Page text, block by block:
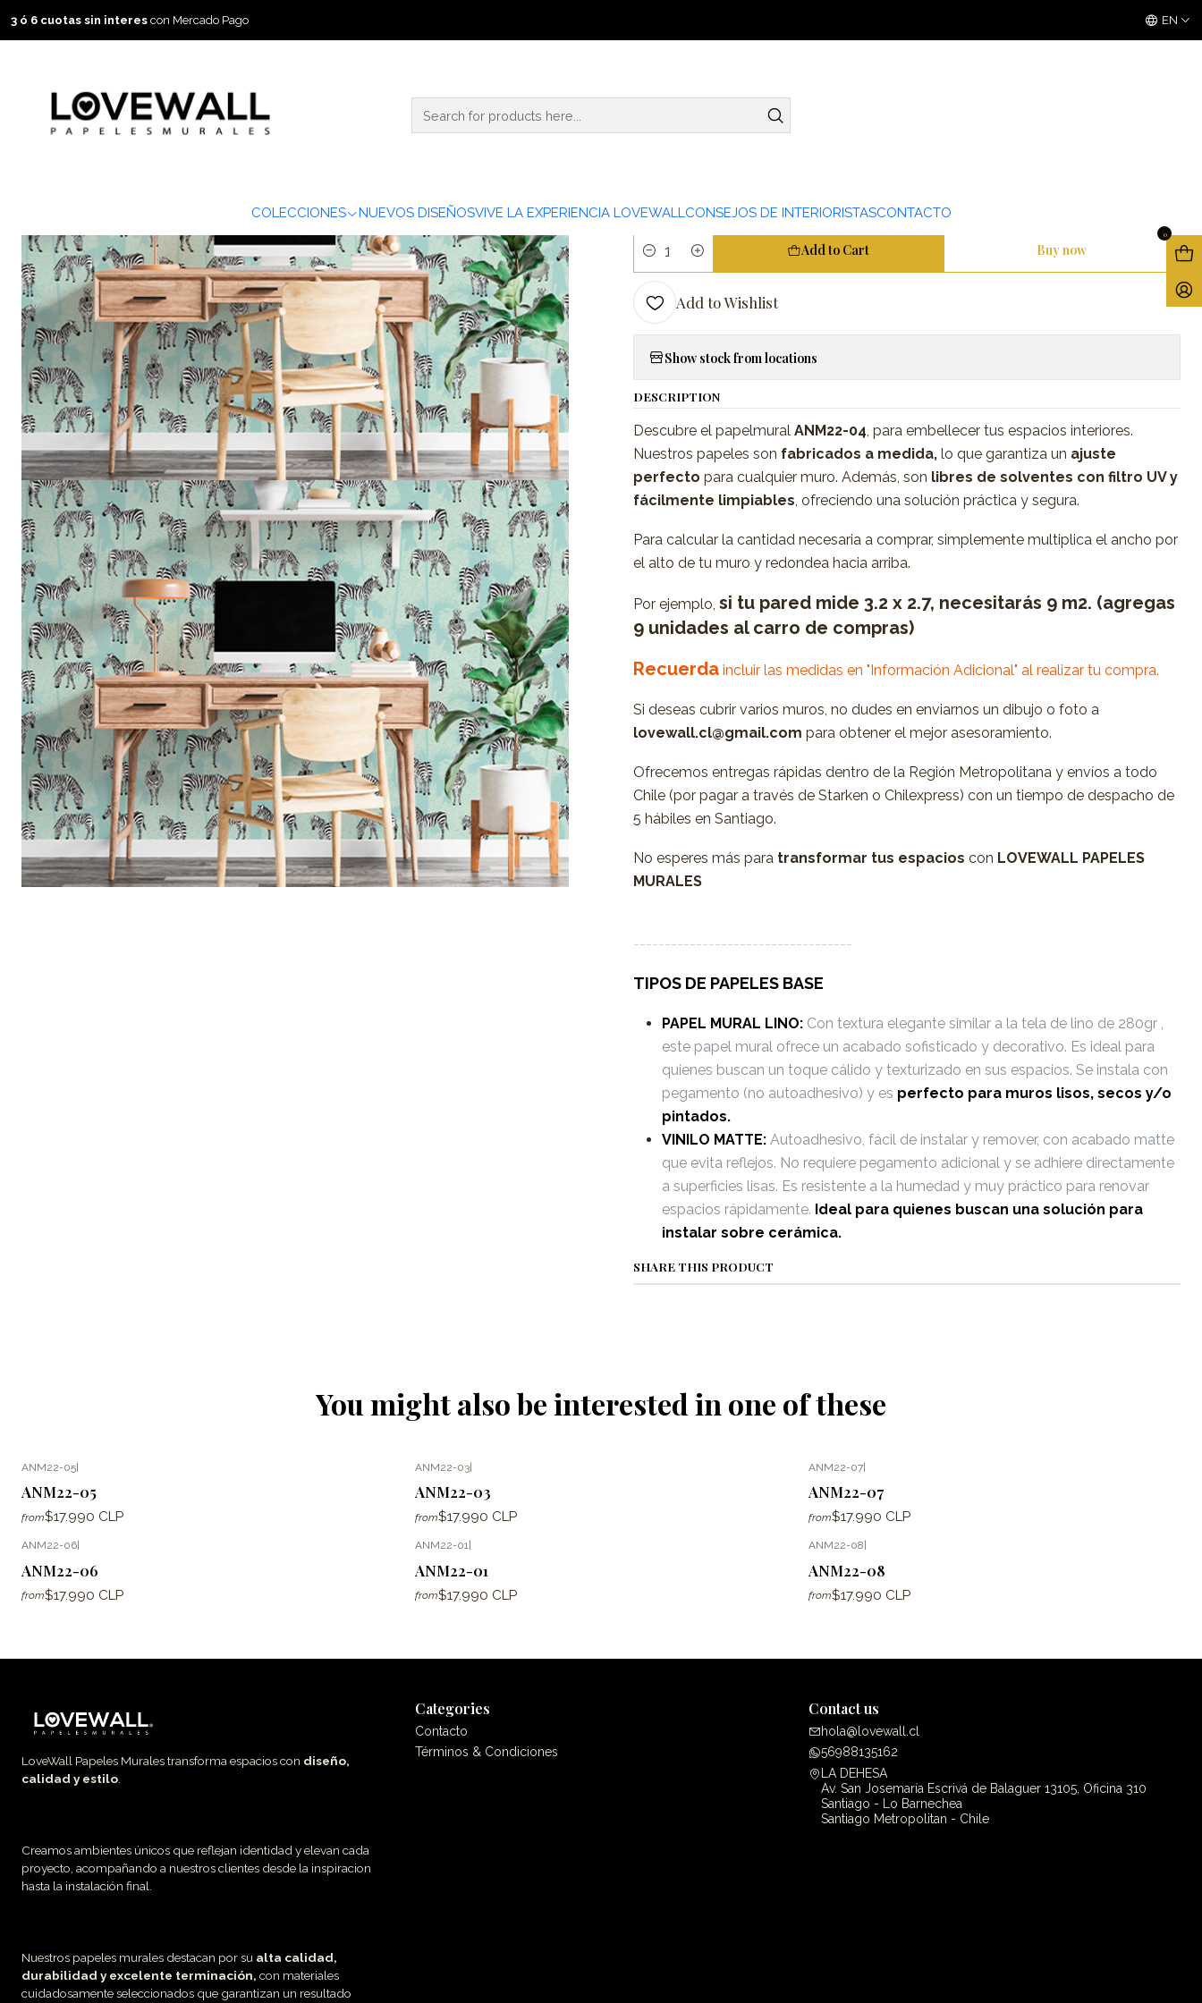
COLECCIONES NUEVOS DISEÑOSVIVE LA EXPERIENCIA LOVEWALL CONSEJOS DE INTERIORISTASCONTACTO
0
3 ó 6 cuotas sin interes con Mercado Pago EN
ANM22-04
Quantity
Add to Cart Buy now
Add to Wishlist
Show stock from locations
DESCRIPTION
Descubre el papelmural ANM22-04, para embellecer tus espacios interiores.
Nuestros papeles son fabricados a medida, lo que garantiza un ajuste
perfecto para cualquier muro. Además, son libres de solventes con filtro UV y
fácilmente limpiables, ofreciendo una solución práctica y segura.
Para calcular la cantidad necesaria a comprar, simplemente multiplica el ancho por
el alto de tu muro y redondea hacia arriba.
Por ejemplo, si tu pared mide 3.2 x 2.7, necesitarás 9 m2. (agregas
9 unidades al carro de compras)
Recuerda incluir las medidas en "Información Adicional" al realizar tu compra.
Si deseas cubrir varios muros, no dudes en enviarnos un dibujo o foto a
lovewall.cl@gmail.com para obtener el mejor asesoramiento.
Ofrecemos entregas rápidas dentro de la Región Metropolitana y envíos a todo
Chile (por pagar a través de Starken o Chilexpress) con un tiempo de despacho de
5 hábiles en Santiago.
No esperes más para transformar tus espacios con LOVEWALL PAPELES
MURALES
-----------------------------------
TIPOS DE PAPELES BASE
PAPEL MURAL LINO: Con textura elegante similar a la tela de lino de 280gr ,
este papel mural ofrece un acabado sofisticado y decorativo. Es ideal para
quienes buscan un toque cálido y texturizado en sus espacios. Se instala con
pegamento (no autoadhesivo) y es perfecto para muros lisos, secos y/o
pintados.
VINILO MATTE: Autoadhesivo, fácil de instalar y remover, con acabado matte
que evita reflejos. No requiere pegamento adicional y se adhiere directamente
a superficies lisas. Es resistente a la humedad y muy práctico para renovar
espacios rápidamente. Ideal para quienes buscan una solución para
instalar sobre cerámica.
SHARE THIS PRODUCT
You might also be interested in one of these
ANM22-05
ANM22-05
from$17.990 CLP
ANM22-03|
ANM22-03
from$17.990 CLP
ANM22-07|
ANM22-07
from$17.990 CLP
ANM22-06
ANM22-06
from$17.990 CLP
ANM22-01|
ANM22-01
from$17.990 CLP
ANM22-08
ANM22-08
from$17.990 CLP
LoveWall Papeles Murales transforma espacios con diseño,
calidad y estilo
Creamos ambientes únicos que reflejan identidad y elevan cada
proyecto, acompañando a nuestros clientes desde la inspiracion
hasta la instalación final.
Nuestros papeles murales destacan por su alta calidad,
durabilidad y excelente terminación, con materiales
cuidadosamente seleccionados que garantizan un resultado
Categories
Contacto
Términos & Condiciones
Contact us
hola@lovewall.cl
56988135162
LA DEHESA
Av. San Josemaría Escrivá de Balaguer 13105, Oficina 310
Santiago - Lo Barnechea
Santiago Metropolitan - Chile